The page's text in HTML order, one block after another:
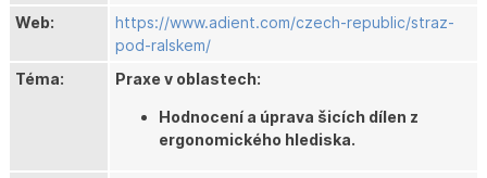
Web:
https://www.adient.com/czech-republic/straz-
pod-ralskem/
Téma:
Praxe v oblastech:
Hodnocení a úprava šicích dílen z
ergonomického hlediska.